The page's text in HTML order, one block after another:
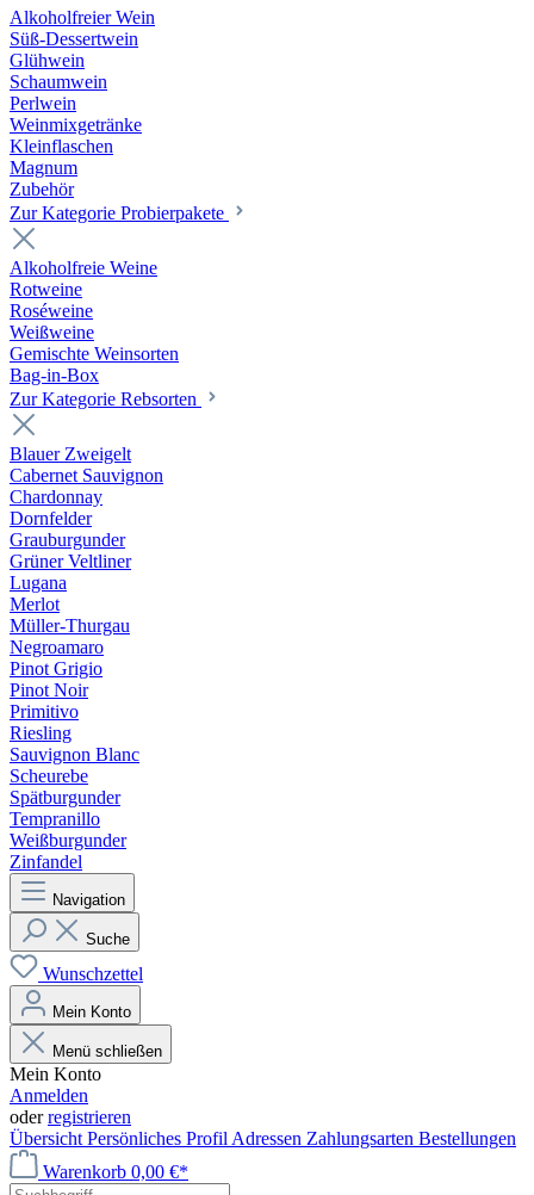
Alkoholfreier Wein
Süß-Dessertwein
Glühwein
Schaumwein
Perlwein
Weinmixgetränke
Kleinflaschen
Magnum
Zubehör
Zur Kategorie Probierpakete
Alkoholfreie Weine
Rotweine
Roséweine
Weißweine
Gemischte Weinsorten
Bag-in-Box
Zur Kategorie Rebsorten
Blauer Zweigelt
Cabernet Sauvignon
Chardonnay
Dornfelder
Grauburgunder
Grüner Veltliner
Lugana
Merlot
Müller-Thurgau
Negroamaro
Pinot Grigio
Pinot Noir
Primitivo
Riesling
Sauvignon Blanc
Scheurebe
Spätburgunder
Tempranillo
Weißburgunder
Zinfandel
Navigation
Suche
Wunschzettel
Mein Konto
Menü schließen
Mein Konto
Anmelden
oderregistrieren
Übersicht Persönliches Profil Adressen Zahlungsarten Bestellungen
Warenkorb 0,00 €*